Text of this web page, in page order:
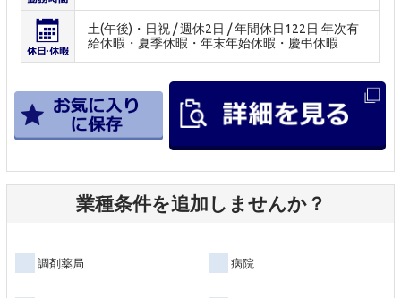
土(午後)・日祝 / 週休2日 / 年間休日122日 年次有
給休暇・夏季休暇・年末年始休暇・慶弔休暇
業種条件を追加しませんか？
調剤薬局 病院